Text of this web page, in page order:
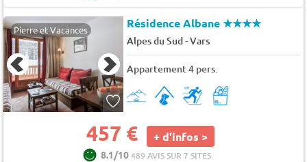
Pierre et Vacances Résidence Albane★★★★
Alpes du Sud-Vars
Appartement 4 pers.
457 € + d'infos >
8.1/10489 AVIS SUR 7 SITES